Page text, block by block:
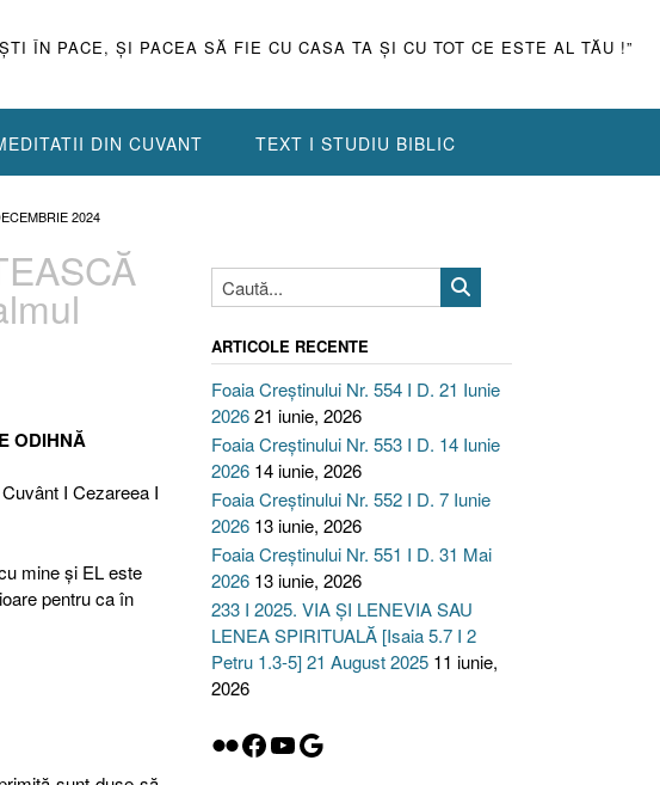
ÎN PACE, ŞI PACEA SĂ FIE CU CASA TA ŞI CU TOT CE ESTE AL TĂU !”
DIN CUVANT TEXT I STUDIU BIBLIC
2024
ODIHNĂ
I Cezareea I
mine și EL este
pentru ca în
ARTICOLE RECENTE
Foaia Creștinului Nr. 554 I D. 21 Iunie
202621 iunie, 2026
Foaia Creștinului Nr. 553 I D. 14 Iunie
2026 14 iunie, 2026
Foaia Creștinului Nr. 552 I D. 7 Iunie
2026 13 iunie, 2026
Foaia Creștinului Nr. 551 I D. 31 Mai
2026 13 iunie, 2026
233 I 2025. VIA ȘI LENEVIA SAU
LENEA SPIRITUALĂ [Isaia 5.7 I 2
Petru 1.3-5] 21 August 2025 11 iunie,
2026
Flickr
Facebook
YouTube
Google